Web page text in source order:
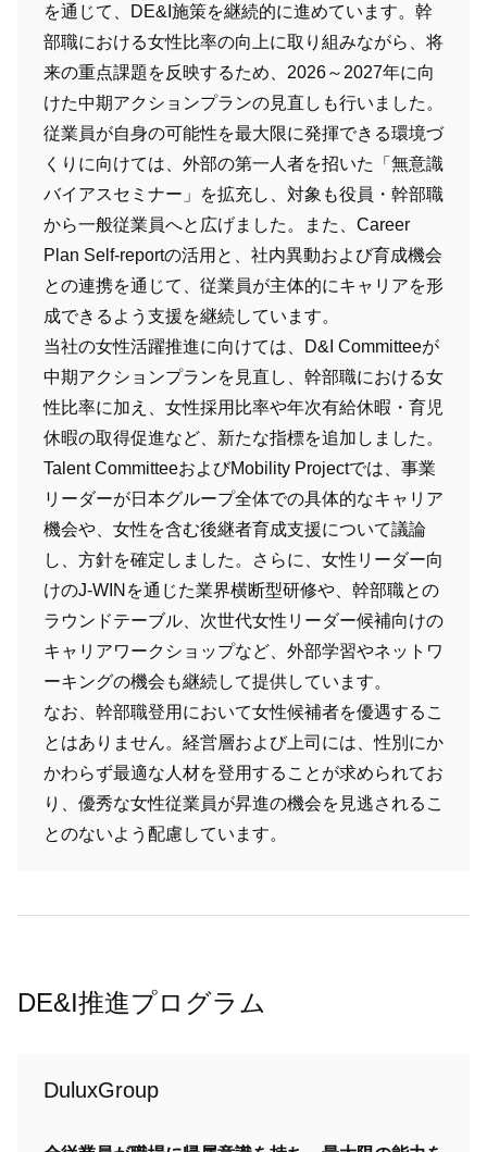
を通じて、DE&I施策を継続的に進めています。幹
部職における女性比率の向上に取り組みながら、将
来の重点課題を反映するため、2026～2027年に向
けた中期アクションプランの見直しも行いました。
従業員が自身の可能性を最大限に発揮できる環境づ
くりに向けては、外部の第一人者を招いた「無意識
バイアスセミナー」を拡充し、対象も役員・幹部職
から一般従業員へと広げました。また、Career
Plan Self-reportの活用と、社内異動および育成機会
との連携を通じて、従業員が主体的にキャリアを形
成できるよう支援を継続しています。
当社の女性活躍推進に向けては、D&I Committeeが
中期アクションプランを見直し、幹部職における女
性比率に加え、女性採用比率や年次有給休暇・育児
休暇の取得促進など、新たな指標を追加しました。
Talent CommitteeおよびMobility Projectでは、事業
リーダーが日本グループ全体での具体的なキャリア
機会や、女性を含む後継者育成支援について議論
し、方針を確定しました。さらに、女性リーダー向
けのJ-WINを通じた業界横断型研修や、幹部職との
ラウンドテーブル、次世代女性リーダー候補向けの
キャリアワークショップなど、外部学習やネットワ
ーキングの機会も継続して提供しています。
なお、幹部職登用において女性候補者を優遇するこ
とはありません。経営層および上司には、性別にか
かわらず最適な人材を登用することが求められてお
り、優秀な女性従業員が昇進の機会を見逃されるこ
とのないよう配慮しています。
DE&I推進プログラム
DuluxGroup